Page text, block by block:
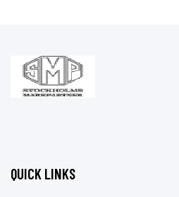
QUICK LINKS